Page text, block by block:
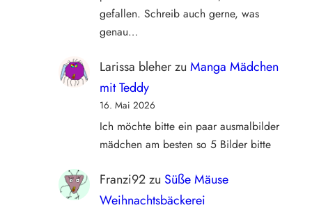
gefallen. Schreib auch gerne, was
genau…
Larissa bleherzu Manga Mädchen
mit Teddy
16. Mai 2026
Ich möchte bitte ein paar ausmalbilder
mädchen am besten so 5 Bilder bitte
Franzi92zu Süße Mäuse
Weihnachtsbäckerei